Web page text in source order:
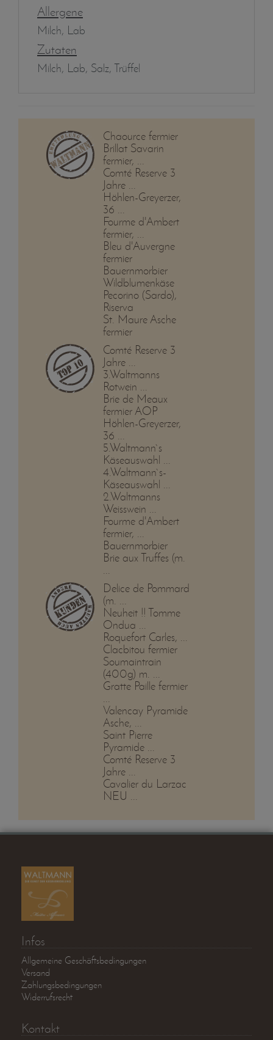
Allergene
Milch, Lab
Zutaten
Milch, Lab, Salz, Trüffel
Chaource fermier
Brillat Savarin
fermier, ...
Comté Reserve 3
Jahre ...
Höhlen-Greyerzer,
36 ...
Fourme d'Ambert
fermier, ...
Bleu d'Auvergne
fermier
Bauernmorbier
Wildblumenkäse
Pecorino (Sardo),
Riserva
St. Maure Asche
fermier
Comté Reserve 3
Jahre ...
3.Waltmanns
Rotwein ...
Brie de Meaux
fermier AOP
Höhlen-Greyerzer,
36 ...
5.Waltmann`s
Käseauswahl ...
4.Waltmann`s-
Käseauswahl ...
2.Waltmanns
Weisswein ...
Fourme d'Ambert
fermier, ...
Bauernmorbier
Brie aux Truffes (m.
...
Delice de Pommard
(m. ...
Neuheit !! Tomme
Ondua ...
Roquefort Carles, ...
Clacbitou fermier
Soumaintrain
(400g) m. ...
Gratte Paille fermier
...
Valencay Pyramide
Asche, ...
Saint Pierre
Pyramide ...
Comté Reserve 3
Jahre ...
Cavalier du Larzac
NEU ...
Infos
Allgemeine Geschäftsbedingungen
Versand
Zahlungsbedingungen
Widerrufsrecht
Kontakt